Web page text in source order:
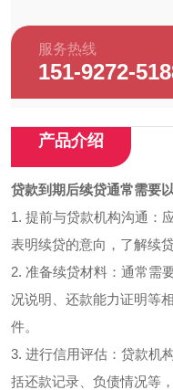
服务热线
151-9272-
产品介绍
贷款到期后续贷通常需要
1. 提前与贷款机构沟通：
表明续贷的意向，了解续
2. 准备续贷材料：通常需
况说明、还款能力证明等
件。
3. 进行信用评估：贷款机
括还款记录、负债情况等